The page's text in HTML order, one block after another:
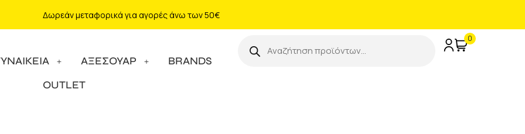
Δωρεάν μεταφορικά για αγορές άνω των 50€
ΑΞΕΣΟΥΑΡ
BRANDS
OUTLET
0